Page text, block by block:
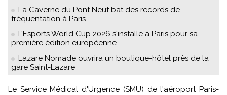
La Caverne du Pont Neuf bat des records de
fréquentation à Paris
L’Esports World Cup 2026 s'installe à Paris pour sa
première édition européenne
Lazare Nomade ouvrira un boutique-hôtel près de la
gare Saint-Lazare
Le Service Médical d'Urgence (SMU) de l'aéroport Paris-